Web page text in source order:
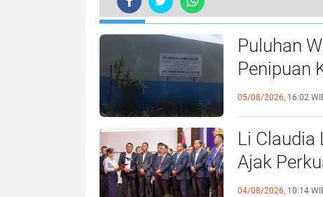
Diduga Bawa Solar Hasil STS Laut,
TERKINI
Puluhan
Penipuan
Laporan
05/08/2026, 16:02
Li Claudia
Ajak
Pemko
04/08/2026, 10:14